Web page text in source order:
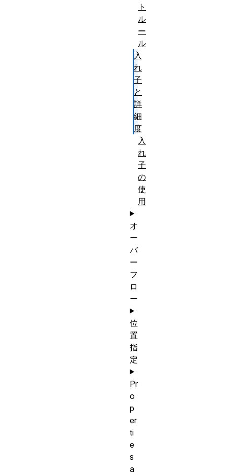
ト
ル
ー
ル
入
れ
子
と
詳
細
度
入
れ
子
の
使
用
オ
ー
バ
ー
フ
ロ
ー
位
置
指
定
Pr
o
p
er
ti
e
s
a